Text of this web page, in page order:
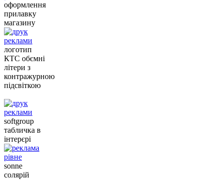
оформлення
прилавку
магазину
логотип
КТС обємні
літери з
контражурною
підсвіткою
softgroup
табличка в
інтерєрі
sonne
солярій